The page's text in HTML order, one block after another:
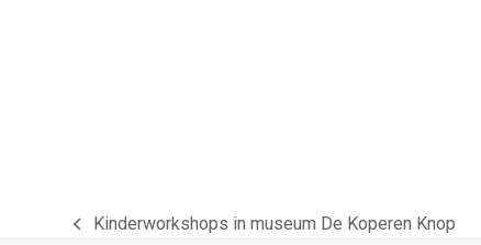
previous
Kinderworkshops in museum De Koperen Knop